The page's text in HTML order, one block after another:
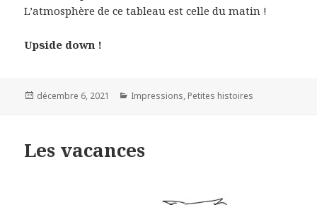
L’atmosphère de ce tableau est celle du matin !
Upside down !
Posted
décembre 6, 2021 Categories
Impressions, Petites histoires
Les vacances